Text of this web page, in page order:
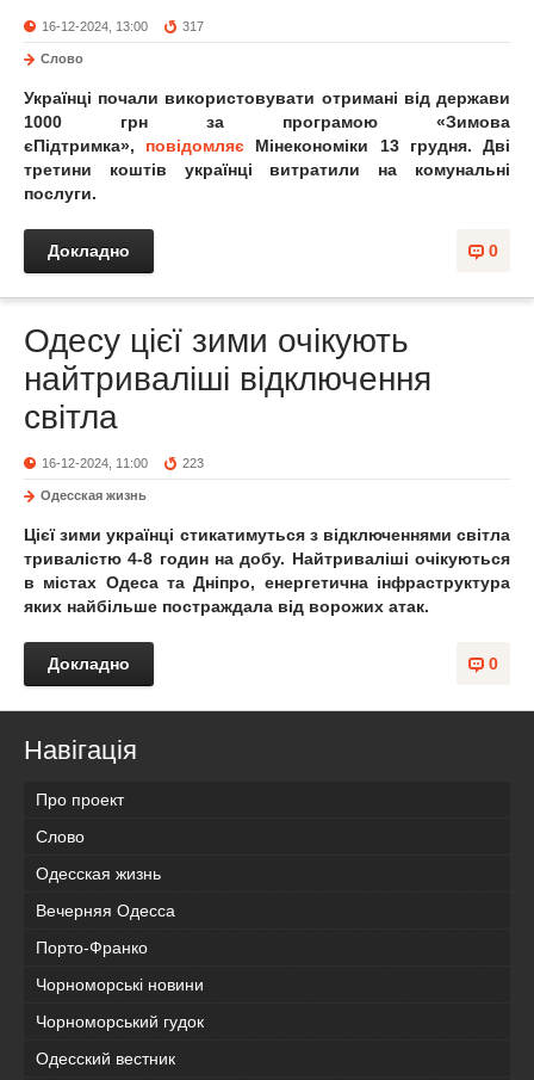
16-12-2024, 13:00 317
Слово
Українці почали використовувати отримані від держави
1000 грн за програмою «Зимова
єПідтримка», повідомляє Мінекономіки 13 грудня. Дві
третини коштів українці витратили на комунальні
послуги.
0
Докладно
Одесу цієї зими очікують
найтриваліші відключення
світла
16-12-2024, 11:00 223
Одесская жизнь
Цієї зими українці стикатимуться з відключеннями світла
тривалістю 4-8 годин на добу. Найтриваліші очікуються
в містах Одеса та Дніпро, енергетична інфраструктура
яких найбільше постраждала від ворожих атак.
0
Докладно
Навігація
Про проект
Слово
Одесская жизнь
Вечерняя Одесса
Порто-Франко
Чорноморські новини
Чорноморський гудок
Одесский вестник